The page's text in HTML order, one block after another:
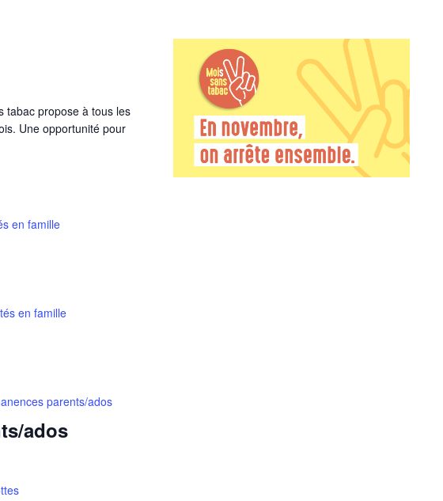
tabac propose à tous les
Une opportunité pour
en famille
en famille
ados
parents/ados